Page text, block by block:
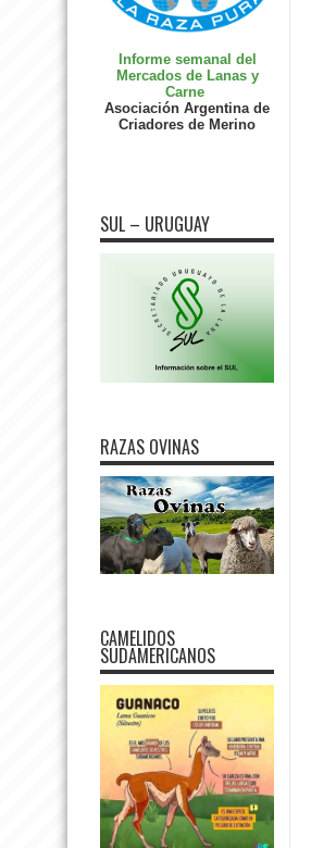
Informe semanal del
Mercados de Lanas y
Carne
Asociación Argentina de
Criadores de Merino
SUL – URUGUAY
RAZAS OVINAS
CAMELIDOS
SUDAMERICANOS